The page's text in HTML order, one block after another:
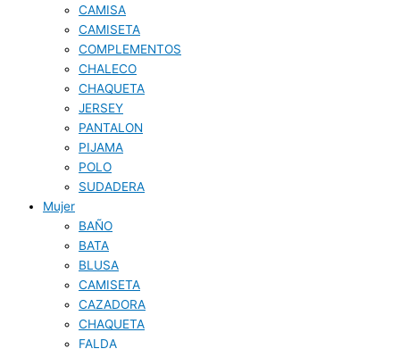
CAMISA
CAMISETA
COMPLEMENTOS
CHALECO
CHAQUETA
JERSEY
PANTALON
PIJAMA
POLO
SUDADERA
Mujer
BAÑO
BATA
BLUSA
CAMISETA
CAZADORA
CHAQUETA
FALDA